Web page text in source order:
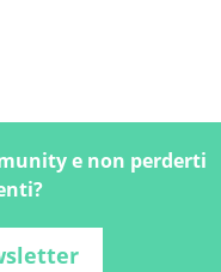
e non perderti